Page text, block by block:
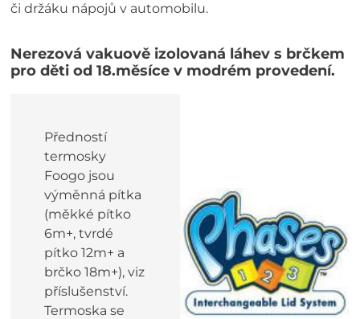
či držáku nápojů v automobilu.
Nerezová vakuově izolovaná láhev s brčkem
pro děti od 18.měsíce v modrém provedení.
Předností
termosky
Foogo jsou
výměnná pítka
(měkké pítko
6m+, tvrdé
pítko 12m+ a
brčko 18m+), viz
příslušenství.
Termoska se